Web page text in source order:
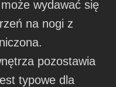
wydawać się
na nogi z
pozostawia
typowe dla